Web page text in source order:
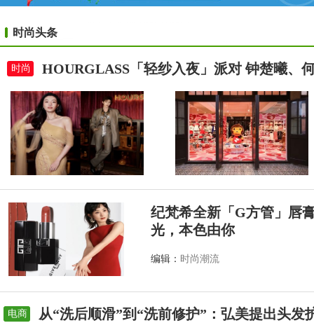
时尚头条
时尚 HOURGLASS「轻纱入夜」派对 钟楚曦、
纪梵希全新「G方管」唇
光，本色由你
编辑： 时尚潮流
电商 从“洗后顺滑”到“洗前修护”：弘美提出头发